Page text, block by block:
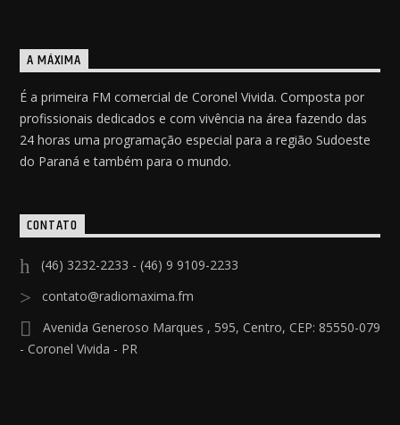
A MÁXIMA
É a primeira FM comercial de Coronel Vivida. Composta por
profissionais dedicados e com vivência na área fazendo das
24 horas uma programação especial para a região Sudoeste
do Paraná e também para o mundo.
CONTATO
(46) 3232-2233 - (46) 9 9109-2233
contato@radiomaxima.fm
Avenida Generoso Marques , 595, Centro, CEP: 85550-079
- Coronel Vivida - PR